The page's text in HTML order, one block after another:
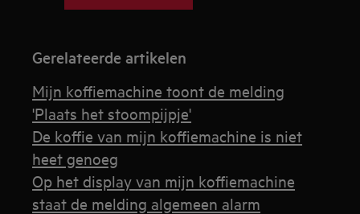
Gerelateerde artikelen
Mijn koffiemachine toont de melding
'Plaats het stoompijpje'
De koffie van mijn koffiemachine is niet
heet genoeg
Op het display van mijn koffiemachine
staat de melding algemeen alarm